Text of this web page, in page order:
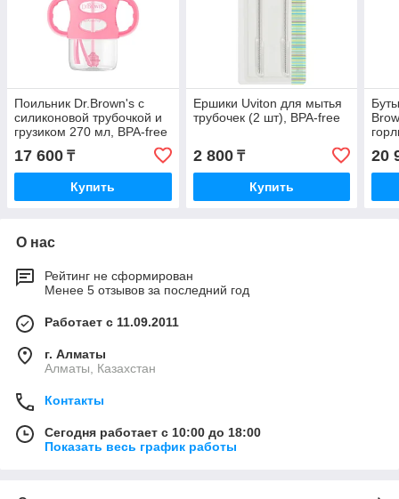
Поильник Dr.Brown's с
силиконовой трубочкой и
грузиком 270 мл, BPA-free
17 600 ₸
Купить
Ершики Uviton для мытья
трубочек (2 шт), BPA-free
2 800₸
Купить
20
О нас
Рейтинг не сформирован
Менее 5 отзывов за последний год
Работает с 11.09.2011
г. Алматы
Алматы, Казахстан
Контакты
Сегодня работает с 10:00 до 18:00
Показать весь график работы